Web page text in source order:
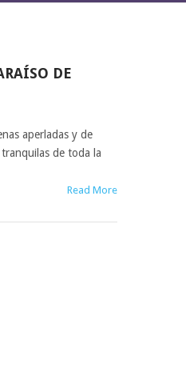
DE
aperladas y de
de toda la
Read More